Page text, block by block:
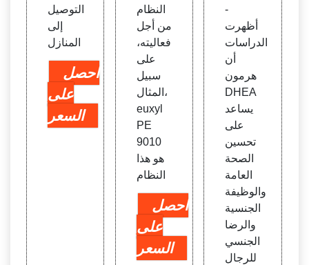
التوصيل
إلى
المنازل
احصل
على
السعر
النظام
من أجل
فعاليته،
على
سبيل
المثال،
euxyl
PE
9010
هو هذا
النظام
احصل
على
السعر
-
أظهرت
الدراسات
أن
هرمون
DHEA
يساعد
على
تحسين
الصحة
العامة
والوظيفة
الجنسية
والرضا
الجنسي
للرجال